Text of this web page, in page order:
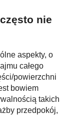
nie
aspekty, o
całego
powierzchni
bowiem
takich
przedpokój,